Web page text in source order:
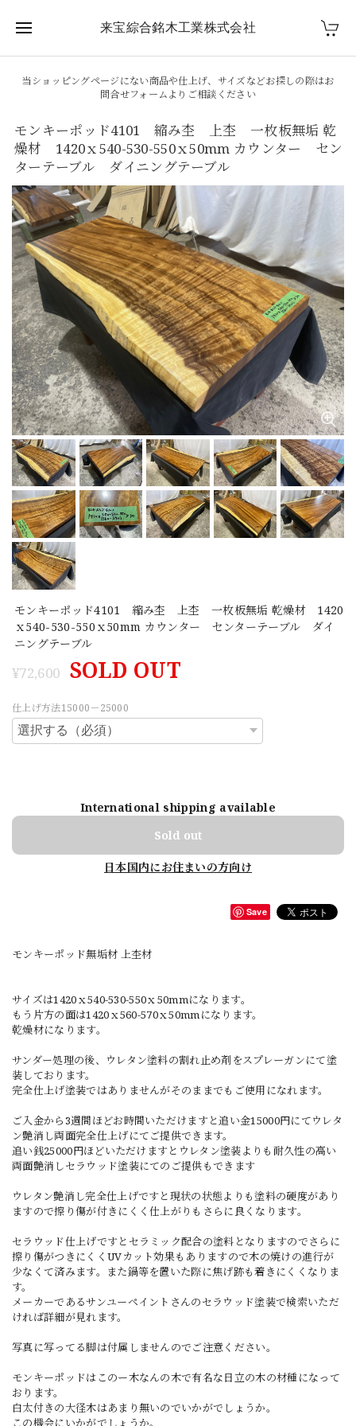
来宝綜合銘木工業株式会社
当ショッピングページにない商品や仕上げ、サイズなどお探しの際はお
問合せフォームよりご相談ください
モンキーポッド4101 縮み杢 上杢 一枚板無垢 乾
燥材 1420ｘ540-530-550ｘ50mm カウンター セン
ターテーブル ダイニングテーブル
モンキーポッド4101 縮み杢 上杢 一枚板無垢 乾燥材 1420
ｘ540-530-550ｘ50mm カウンター センターテーブル ダイ
ニングテーブル
¥72,600 SOLD OUT
仕上げ方法15000－25000
International shipping available
Sold out
日本国内にお住まいの方向け
Save
モンキーポッド無垢材 上杢材
サイズは1420ｘ540-530-550ｘ50mmになります。
もう片方の面は1420ｘ560-570ｘ50mmになります。
乾燥材になります。
サンダー処理の後、ウレタン塗料の割れ止め剤をスプレーガンにて塗
装しております。
完全仕上げ塗装ではありませんがそのままでもご使用になれます。
ご入金から3週間ほどお時間いただけますと追い金15000円にてウレタ
ン艶消し両面完全仕上げにてご提供できます。
追い銭25000円ほどいただけますとウレタン塗装よりも耐久性の高い
両面艶消しセラウッド塗装にてのご提供もできます
ウレタン艶消し完全仕上げですと現状の状態よりも塗料の硬度があり
ますので擦り傷が付きにくく仕上がりもさらに良くなります。
セラウッド仕上げですとセラミック配合の塗料となりますのでさらに
擦り傷がつきにくくUVカット効果もありますので木の焼けの進行が
少なくて済みます。また鍋等を置いた際に焦げ跡も着きにくくなりま
す。
メーカーであるサンユーペイントさんのセラウッド塗装で検索いただ
ければ詳細が見れます。
写真に写ってる脚は付属しませんのでご注意ください。
モンキーポッドはこのー木なんの木で有名な日立の木の材種になって
おります。
白太付きの大径木はあまり無いのでいかがでしょうか。
この機会にいかがでしょうか。